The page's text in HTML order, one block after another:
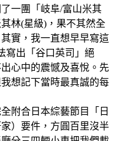
一團「岐阜/富山米其
林(星級)，果不其然全
實，我一直想早早寫這
寫出「谷口英司」絕
心中的震憾及喜悅。先
想記下當時最真誠的每
附合日本綜藝節目「日
）要件，方圓百里沒半